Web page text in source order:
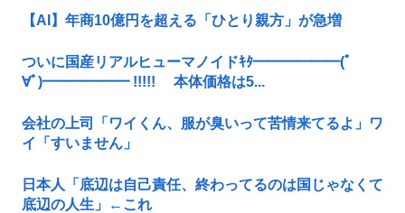
【AI】年商10億円を超える「ひとり親方」が急増
ついに国産リアルヒューマノイドｷﾀ━━━━━━(ﾟ
∀ﾟ)━━━━━━ !!!!! 本体価格は5...
会社の上司「ワイくん、服が臭いって苦情来てるよ」ワ
イ「すいません」
日本人「底辺は自己責任、終わってるのは国じゃなくて
底辺の人生」←これ